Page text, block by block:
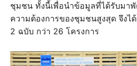
ชุมชน ทั้งนี้เพื่อนำข้อมูลที่ได้รับมา
ความต้องการของชุมชนสูงสุด จึงไ
2 ฉบับ กว่า 26 โครงการ